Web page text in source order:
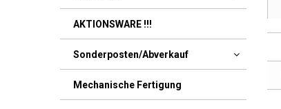
AKTIONSWARE !!!
Sonderposten/Abverkauf
Mechanische Fertigung